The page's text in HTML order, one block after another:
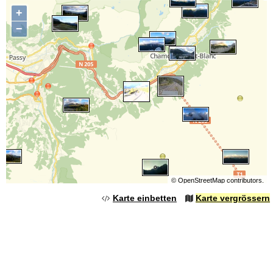
+
−
© OpenStreetMapcontributors.
Karte einbetten Karte vergrössern